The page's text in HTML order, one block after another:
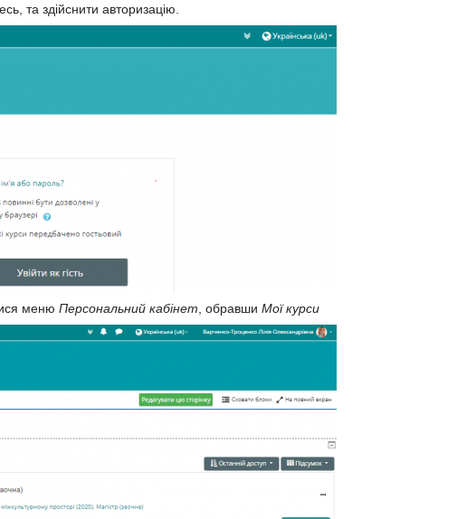
та здійснити авторизацію.
меню Персональний кабінет , обравши Мої курси